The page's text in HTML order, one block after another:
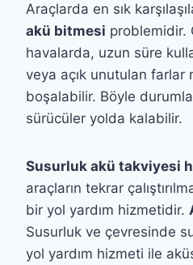
Araçlarda en sık
akü bitmesi problemidir.
havalarda, uzun süre
veya açık unutulan farlar
boşalabilir. Böyle
sürücüler yolda kalabilir.
Susurluk akü takviyesi
araçların tekrar
bir yol yardım hizmetidir.
Susurluk ve çevresinde
yol yardım hizmeti ile